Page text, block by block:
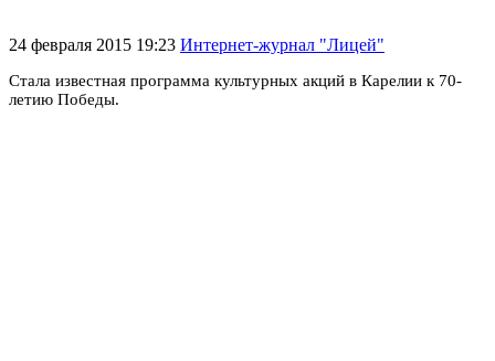
24 февраля 2015 19:23 Интернет-журнал "Лицей"
Стала известная программа культурных акций в Карелии к 70-
летию Победы.